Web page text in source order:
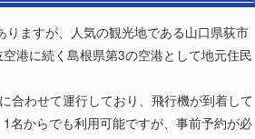
ますが、人気の観光地である山口県荻市
港に続く島根県第3の空港として地元住民
合わせて運行しており、飛行機が到着して
名からでも利用可能ですが、事前予約が必